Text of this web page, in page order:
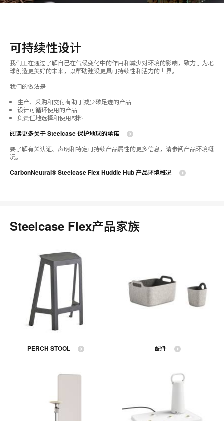
可持续性设计
我们正在通过了解自己在气候变化中的作用和减少对环境的影响，致力于为地
球创造更美好的未来，以帮助建设更具可持续性和活力的世界。
我们的做法是
生产、采购和交付有助于减少碳足迹的产品​
设计可循环使用的产品​
负责任地选择和使用材料​​
阅读更多关于 Steelcase 保护地球的承诺​
要了解有关认证、声明和特定可持续产品属性的更多信息，请参阅产品环境概
况。
CarbonNeutral® Steelcase Flex Huddle Hub 产品环境概况
Steelcase Flex产品家族
PERCH STOOL 配件